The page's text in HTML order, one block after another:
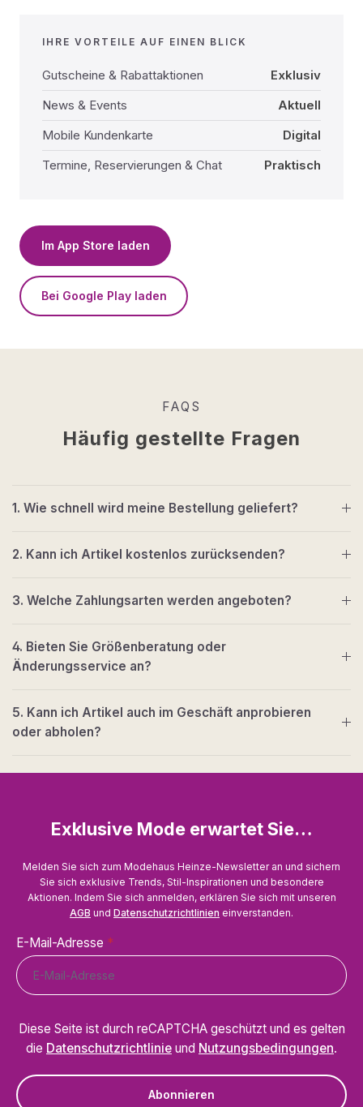
IHRE VORTEILE AUF EINEN BLICK
Gutscheine & Rabattaktionen
Exklusiv
News & Events
Aktuell
Mobile Kundenkarte
Digital
Termine, Reservierungen & Chat
Praktisch
Im App Store laden
Bei Google Play laden
FAQS
Häufig gestellte Fragen
1. Wie schnell wird meine Bestellung geliefert?
2. Kann ich Artikel kostenlos zurücksenden?
3. Welche Zahlungsarten werden angeboten?
4. Bieten Sie Größenberatung oder
Änderungsservice an?
5. Kann ich Artikel auch im Geschäft anprobieren
oder abholen?
Exklusive Mode erwartet Sie…
Melden Sie sich zum Modehaus Heinze-Newsletter an und sichern
Sie sich exklusive Trends, Stil-Inspirationen und besondere
Aktionen. Indem Sie sich anmelden, erklären Sie sich mit unseren
AGB und Datenschutzrichtlinien einverstanden.
E-Mail-Adresse *
Diese Seite ist durch reCAPTCHA geschützt und es gelten
die Datenschutzrichtlinie und Nutzungsbedingungen.
Abonnieren